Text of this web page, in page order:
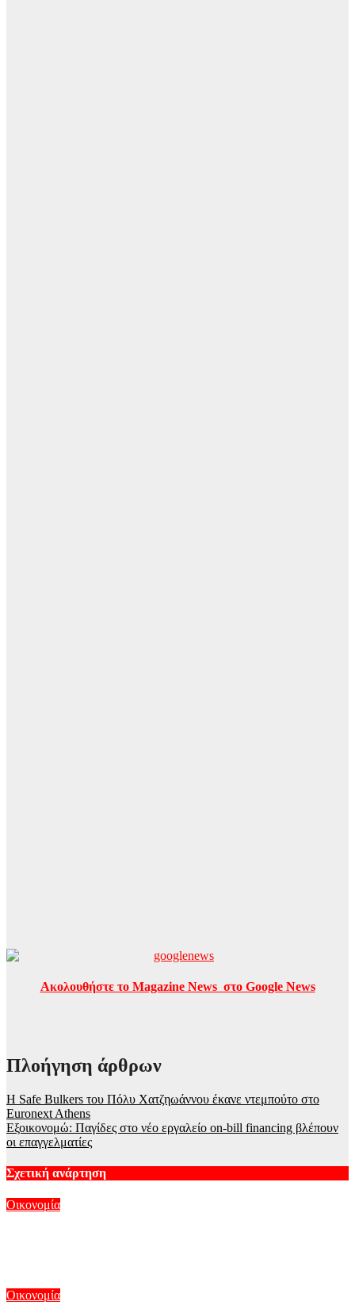
Ακολουθήστε το Magazine News στο Google News
Πλοήγηση άρθρων
Η Safe Bulkers του Πόλυ Χατζηωάννου έκανε ντεμπούτο στο
Euronext Athens
Εξοικονομώ: Παγίδες στο νέο εργαλείο on-bill financing βλέπουν
οι επαγγελματίες
Σχετική ανάρτηση
Οικονομία
Οικονομία